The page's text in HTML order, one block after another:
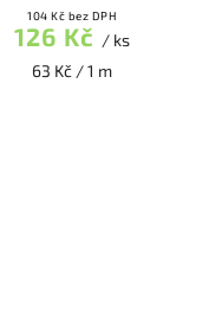
104 Kč bez DPH
126 Kč / ks
63 Kč / 1 m